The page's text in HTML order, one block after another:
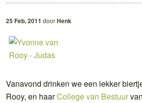
25 Feb, 2011 doorHenk
Vanavond drinken we een lekker
Rooy, en haarCollege van Bestuur